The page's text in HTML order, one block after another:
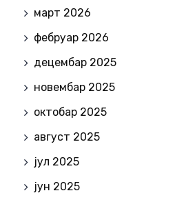
март 2026
фебруар 2026
децембар 2025
новембар 2025
октобар 2025
август 2025
јул 2025
јун 2025